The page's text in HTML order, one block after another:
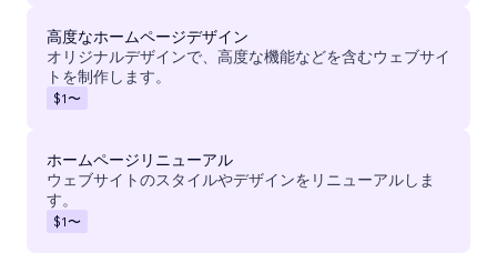
高度なホームページデザイン
オリジナルデザインで、高度な機能などを含むウェブサイ
トを制作します。
$1〜
ホームページリニューアル
ウェブサイトのスタイルやデザインをリニューアルしま
す。
$1〜